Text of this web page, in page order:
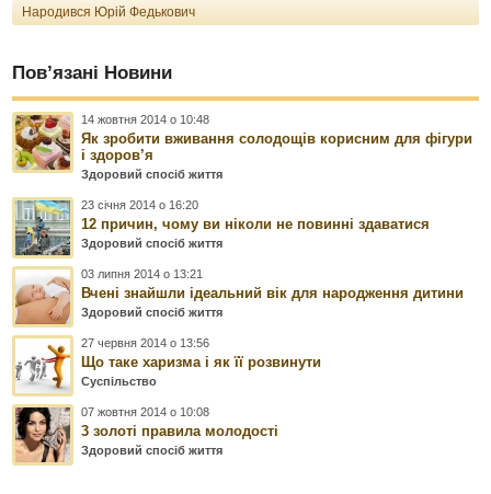
Народився Юрій Федькович
Пов’язані Новини
14 жовтня 2014 о 10:48
Як зробити вживання солодощів корисним для фігури
і здоров’я
Здоровий спосіб життя
23 січня 2014 о 16:20
12 причин, чому ви ніколи не повинні здаватися
Здоровий спосіб життя
03 липня 2014 о 13:21
Вчені знайшли ідеальний вік для народження дитини
Здоровий спосіб життя
27 червня 2014 о 13:56
Що таке харизма і як її розвинути
Суспільство
07 жовтня 2014 о 10:08
3 золоті правила молодості
Здоровий спосіб життя